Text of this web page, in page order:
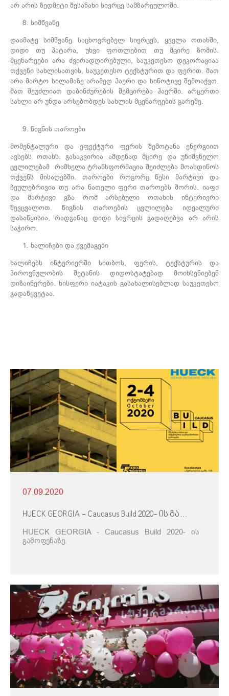
არ არის ზედმეტი შესანახი სივრცე სამზარეულოში.
სიმწვანე
დაამატე სიმწვანე საცხოვრებელ სივრცეს, ყველა ოთახში,
დიდი თუ პატარა, უხვი ფოთლებით თუ მცირე ზომის.
მცენარეები არა ძვირადღირებული, საუკეთესო დეკორაციაა
თქვენი სახლისათვის, საუკეთესო ტექსტურით და ფერით. მათ
არა მარტო სილამაზე არამედ ჰაერი და სინოტივე შემოაქვთ.
მათ შეუძლიათ დაბინძურების შემცირება ჰაერში. არცერთი
სახლი არ უნდა არსებობდეს სახლის მცენარეების გარეშე.
წიგნის თაროები
მომენტალური და ეფექტური ფერის შემოტანა ენერგიით
ავსებს ოთახს. გასაკვირია ამდენად მცირე და უნიშვნელო
ცვლილებამ რამხელა ტრანსფორმაცია შეიძლება მოახდინოს
თქვენს მისაღებში. თაროები როგორც წესი მარტივი და
ჩეულებრივია თუ არა ნათელი ფერი თაროებს შორის. იაფი
და მარტივი გზა რომ არსებული ოთახის ინტერიერი
შევცვალოთ. წიგნის თაროების ცვლილება იდეალური
დასაწყისია, რადგანაც დიდი სივრცის გადაღებვა არ არის
საჭირო.
ხალიჩები და ქვეშაგები
ხალიჩებს ინტერიერში სითბოს, ფერის, ტექსტურის და
პიროვნულობის შეტანის დიდოსტატებად მოიხსენიებენ
დიზაინერები. ხისფერი იატაკის გასახალისებლად საუკეთესო
გადაწყვეტაა.
07.09.2020
HUECK GEORGIA - Caucasus Build 2020- ის გამოფენაზე.
HUECK GEORGIA - Caucasus Build 2020- ის
გამოფენაზე.